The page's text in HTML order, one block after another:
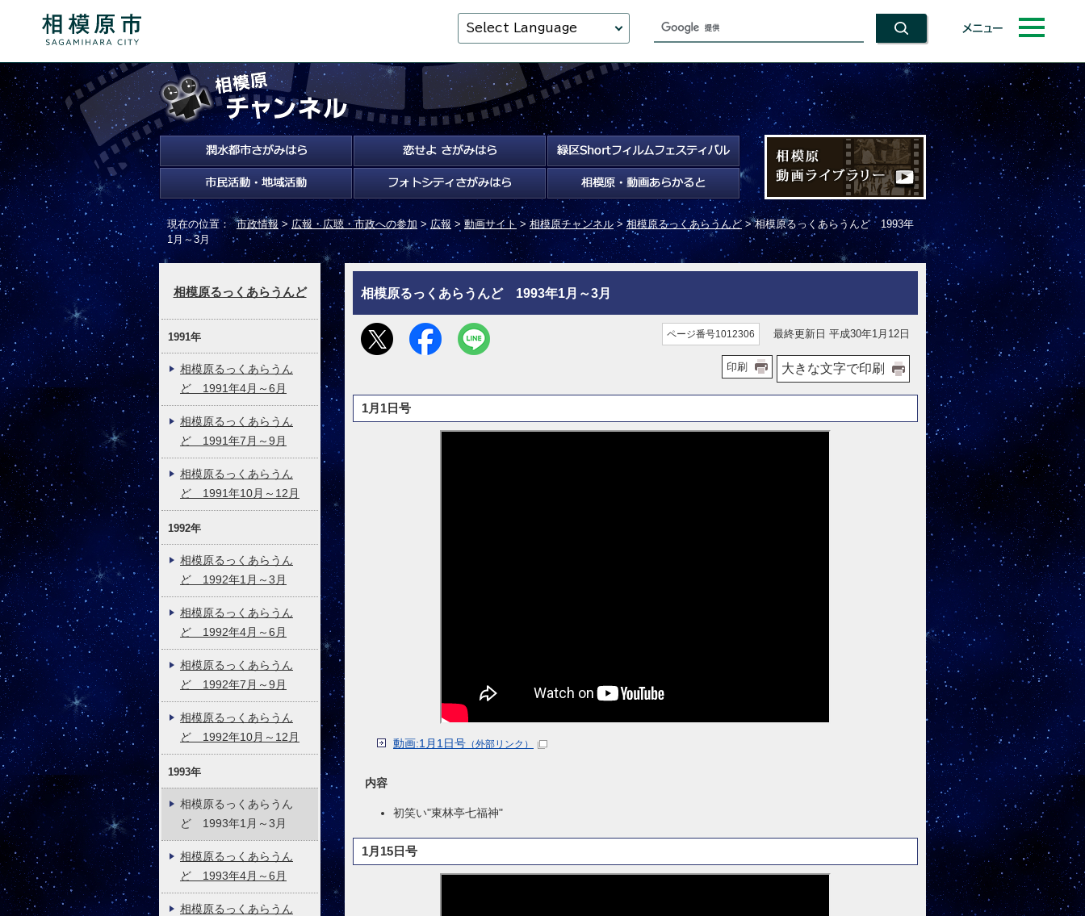
Select Language メニュー
現在の位置：市政情報 >広報・広聴・市政への参加 >広報 > 動画サイト >相模原チャンネル>相模原るっくあらうんど> 相模原るっくあらうんど 1993年
1月～3月
相模原るっくあらうんど 1993年1月～3月
ページ番号1012306 最終更新日 平成30年1月12日
印刷 大きな文字で印刷
1月1日号
動画:1月1日号 （外部リンク）
内容
初笑い"東林亭七福神"
1月15日号
相模原るっくあらうんど
1991年
相模原るっくあらうん
ど 1991年4月～6月
相模原るっくあらうん
ど 1991年7月～9月
相模原るっくあらうん
ど 1991年10月～12月
1992年
相模原るっくあらうん
ど 1992年1月～3月
相模原るっくあらうん
ど 1992年4月～6月
相模原るっくあらうん
ど 1992年7月～9月
相模原るっくあらうん
ど 1992年10月～12月
1993年
相模原るっくあらうん
ど 1993年1月～3月
相模原るっくあらうん
ど 1993年4月～6月
相模原るっくあらうん